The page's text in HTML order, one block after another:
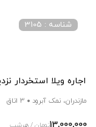
اجاره ویلا استخردار
شناسه : 3105
مازندران، نمک آبرود 3 اتاق
تومان / هرشب